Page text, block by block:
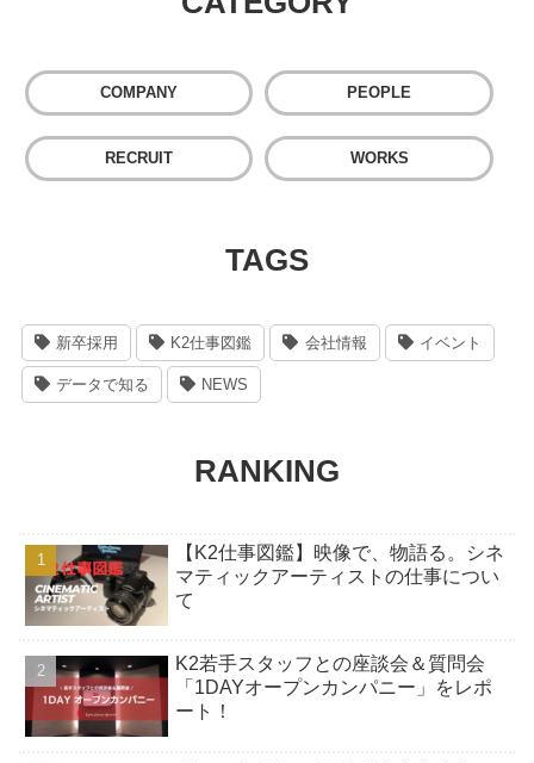
COMPANY PEOPLE
RECRUIT WORKS
TAGS
新卒採用 K2仕事図鑑 会社情報 イベント
データで知る NEWS
RANKING
【K2仕事図鑑】映像で、物語る。シネ
マティックアーティストの仕事につい
て
K2若手スタッフとの座談会＆質問会
「1DAYオープンカンパニー」をレポ
ート！